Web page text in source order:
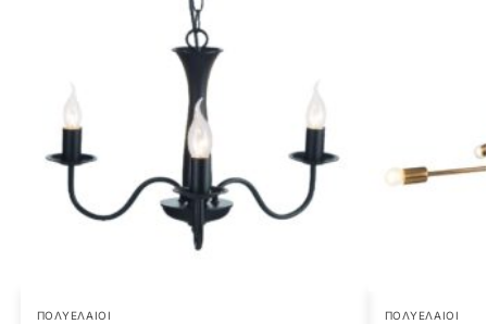
ΠΟΛΥΈΛΑΙΟΙ ΠΟΛΥΈΛΑΙΟΙ